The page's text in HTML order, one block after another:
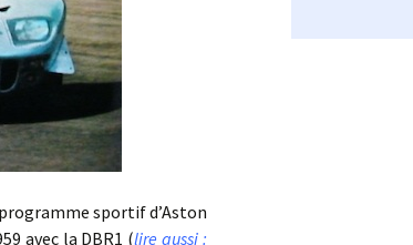
sportif d’Aston
avec la DBR1 (lire aussi :